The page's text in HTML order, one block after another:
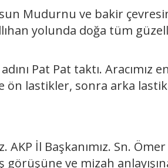
Mudurnu ve bakir
yolunda doğa tüm
Pat Pat taktı. Aracımız en
ön lastikler, sonra arka
İl Başkanımız. Sn. Ömer
görüşüne ve mizah